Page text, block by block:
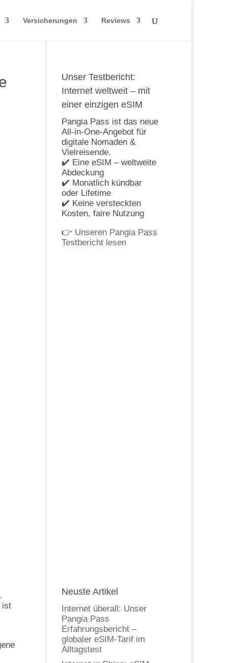
Versicherungen Reviews
ist
Unser Testbericht:
Internet weltweit – mit
einer einzigen eSIM
Pangia Pass ist das neue
All-in-One-Angebot für
digitale Nomaden &
Vielreisende.
✔️ Eine eSIM – weltweite
Abdeckung
✔️ Monatlich kündbar
oder Lifetime
✔️ Keine versteckten
Kosten, faire Nutzung
👉 Unseren Pangia Pass
Testbericht lesen
Neuste Artikel
Internet überall: Unser
Pangia Pass
Erfahrungsbericht –
globaler eSIM-Tarif im
Alltagstest